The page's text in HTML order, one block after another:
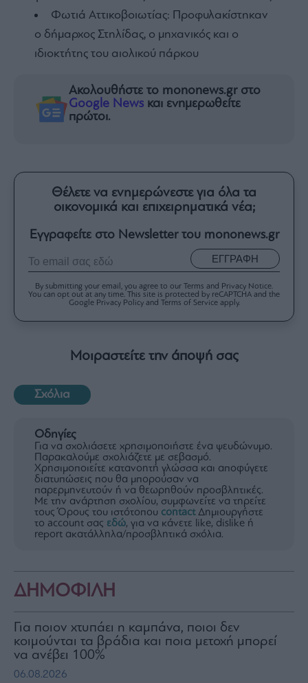
Φωτιά Aττικοβοιωτίας: Προφυλακίστηκαν
ο δήμαρχος Στηλίδας, ο μηχανικός και ο
ιδιοκτήτης του αιολικού πάρκου
Ακολουθήστε το mononews.gr στο
Google News και ενημερωθείτε
πρώτοι.
Θέλετε να ενημερώνεστε για όλα τα
οικονομικά και επιχειρηματικά νέα;
Εγγραφείτε στο Newsletter του mononews.gr
ΕΓΓΡΑΦΗ
By submitting your email, you agree to our Terms and Privacy Notice.
You can opt out at any time. This site is protected by reCAPTCHA and the
Google Privacy Policy and Terms of Service apply.
Μοιραστείτε την άποψή σας
Σχόλια
Οδηγίες
Για να σχολιάσετε χρησιμοποιήστε ένα ψευδώνυμο.
Παρακαλούμε σχολιάζετε με σεβασμό.
Χρησιμοποιείτε κατανοητή γλώσσα και αποφύγετε
διατυπώσεις που θα μπορούσαν να
παρερμηνευτούν ή να θεωρηθούν προσβλητικές.
Με την ανάρτηση σχολίου, συμφωνείτε να τηρείτε
τους Όρους του ιστότοπου contactΔημιουργήστε
το account σας εδώ, για να κάνετε like, dislike ή
report ακατάλληλα/προσβλητικά σχόλια.
ΔΗΜΟΦΙΛΗ
Για ποιον χτυπάει η καμπάνα, ποιοι δεν
κοιμούνται τα βράδια και ποια μετοχή μπορεί
να ανέβει 100%
06.08.2026